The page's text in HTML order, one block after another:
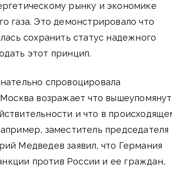
рынку и экономике
газа. Это демонстрировало что
сохранить статус надежного
этот принцип.
спровоцировала
возражает что
и что в
заместитель председателя
Медведев заявил, что Германия
против России и ее граждан,